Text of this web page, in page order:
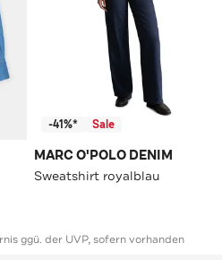
-41%* Sale
MARC O'POLO DENIM
Sweatshirt royalblau
ggü. der UVP, sofern vorhanden